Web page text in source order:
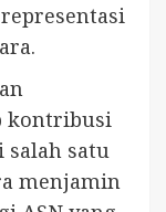
kontribusi
salah satu
menjamin